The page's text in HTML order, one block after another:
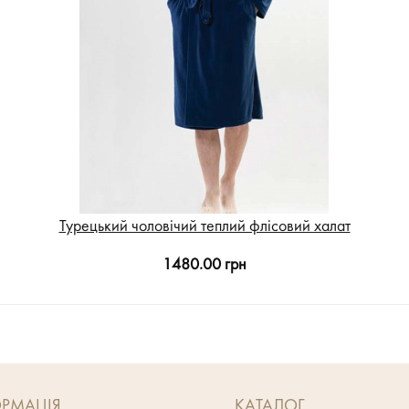
Турецький чоловічий теплий флісовий халат
1480.00 грн